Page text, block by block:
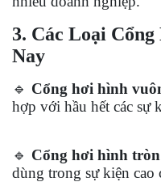
3. Các Loại
Nay
🔹 Cổng hơi hình
hợp với hầu hết các sự
🔹 Cổng hơi hình tròn
dùng trong sự kiện cao